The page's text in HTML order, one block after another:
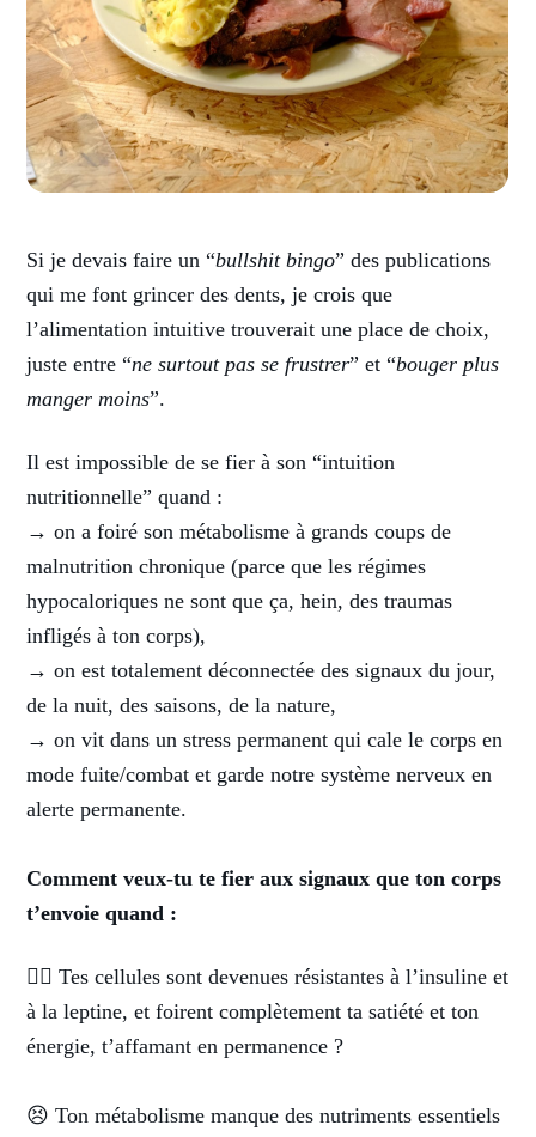
Si je devais faire un “bullshit bingo” des publications
qui me font grincer des dents, je crois que
l’alimentation intuitive trouverait une place de choix,
juste entre “ne surtout pas se frustrer” et “bouger plus
manger moins”.
Il est impossible de se fier à son “intuition
nutritionnelle” quand :
→ on a foiré son métabolisme à grands coups de
malnutrition chronique (parce que les régimes
hypocaloriques ne sont que ça, hein, des traumas
infligés à ton corps),
→ on est totalement déconnectée des signaux du jour,
de la nuit, des saisons, de la nature,
→ on vit dans un stress permanent qui cale le corps en
mode fuite/combat et garde notre système nerveux en
alerte permanente.
Comment veux-tu te fier aux signaux que ton corps
t’envoie quand :
🙅‍♀️ Tes cellules sont devenues résistantes à l’insuline et
à la leptine, et foirent complètement ta satiété et ton
énergie, t’affamant en permanence ?
😣 Ton métabolisme manque des nutriments essentiels